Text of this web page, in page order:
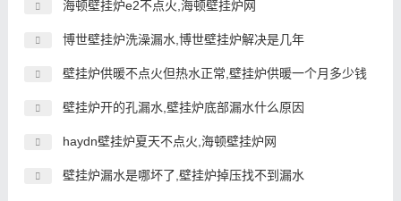
海顿壁挂炉e2不点火,海顿壁挂炉网
博世壁挂炉洗澡漏水,博世壁挂炉解决是几年
壁挂炉供暖不点火但热水正常,壁挂炉供暖一个月多少钱
壁挂炉开的孔漏水,壁挂炉底部漏水什么原因
haydn壁挂炉夏天不点火,海顿壁挂炉网
壁挂炉漏水是哪坏了,壁挂炉掉压找不到漏水